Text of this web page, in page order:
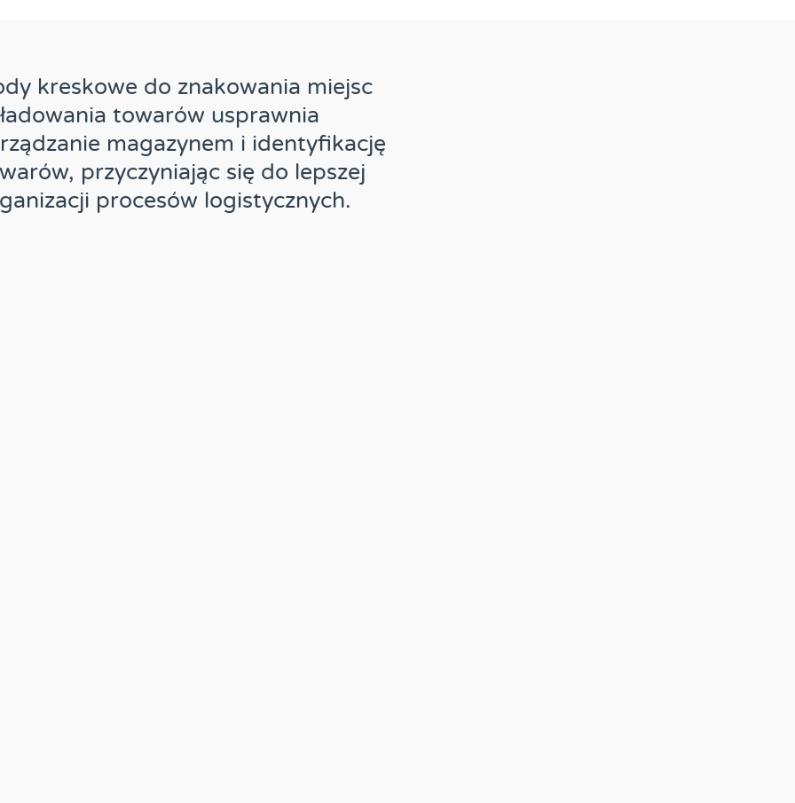
kreskowe do znakowania miejsc
towarów usprawnia
magazynem i identyfikację
przyczyniając się do lepszej
procesów logistycznych.